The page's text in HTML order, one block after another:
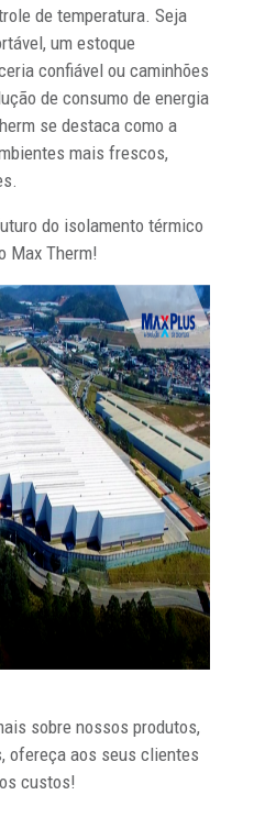
de temperatura. Seja
um estoque
confiável ou caminhões
de consumo de energia
se destaca como a
mais frescos,
do isolamento térmico
Max Therm!
sobre nossos produtos,
ofereça aos seus clientes
custos!